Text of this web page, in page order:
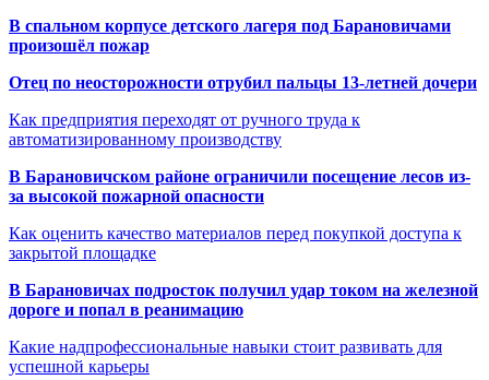
В спальном корпусе детского лагеря под Барановичами
произошёл пожар
Отец по неосторожности отрубил пальцы 13-летней дочери
Как предприятия переходят от ручного труда к
автоматизированному производству
В Барановичском районе ограничили посещение лесов из-
за высокой пожарной опасности
Как оценить качество материалов перед покупкой доступа к
закрытой площадке
В Барановичах подросток получил удар током на железной
дороге и попал в реанимацию
Какие надпрофессиональные навыки стоит развивать для
успешной карьеры